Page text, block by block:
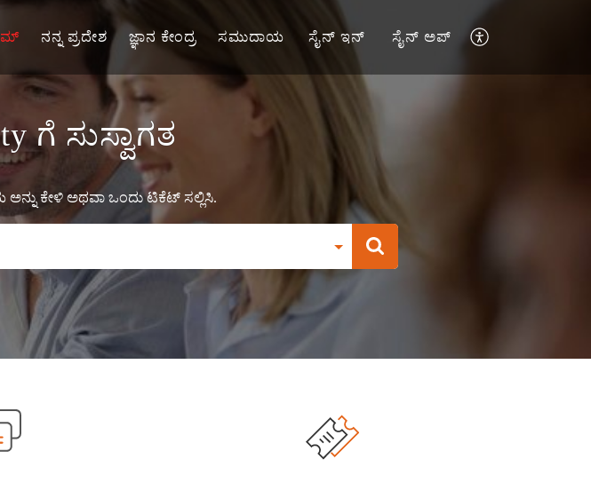
ನನ್ನ ಪ್ರದೇಶ ಜ್ಞಾನ ಕೇಂದ್ರ ಸಮುದಾಯ ಸೈನ್ ಇನ್ ಸೈನ್ ಅಪ್
ಗೆ ಸುಸ್ವಾಗತ
ಅನ್ನು ಕೇಳಿ ಅಥವಾ ಒಂದು ಟಿಕೆಟ್ ಸಲ್ಲಿಸಿ.